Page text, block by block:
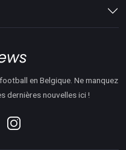
en Belgique. Ne manquez
dernières nouvelles ici !